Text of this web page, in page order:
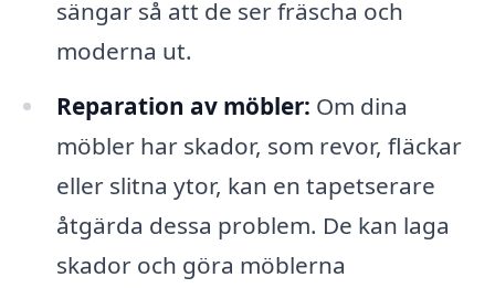
sängar så att de ser fräscha och
moderna ut.
Reparation av möbler: Om dina
möbler har skador, som revor, fläckar
eller slitna ytor, kan en tapetserare
åtgärda dessa problem. De kan laga
skador och göra möblerna